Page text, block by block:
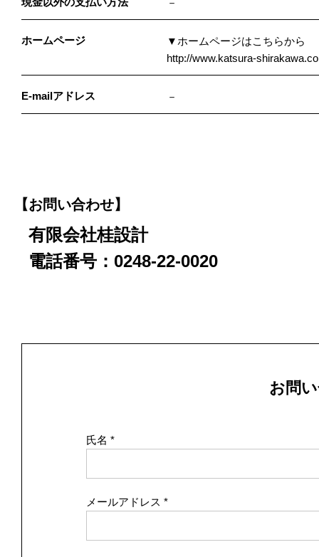
－
ホームページ
▼ホームページはこちらから
http://www.katsura-
E-mailアドレス －
【お問い合わせ】
有限会社桂設計
電話番号：0248-22-0020
お問
氏名
メールアドレス